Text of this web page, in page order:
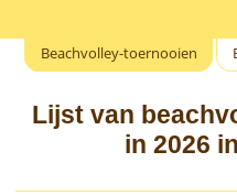
Beachvolley-toernooien
Lijst van
in 2026